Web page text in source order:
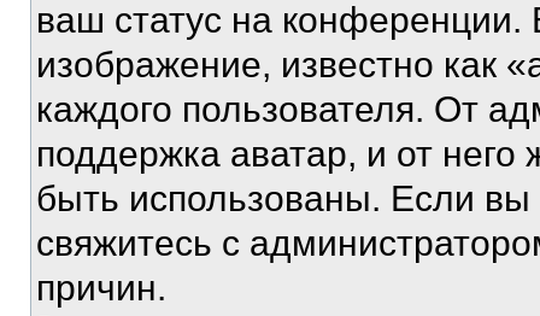
ваш статус на
изображение, известно как
каждого пользователя. От
поддержка аватар, и от него
быть использованы. Если
свяжитесь с
причин.